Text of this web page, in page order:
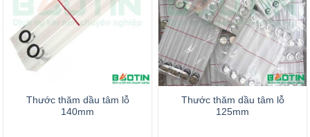
Thước thăm dầu tâm lỗ
140mm
Thước thăm dầu tâm lỗ
125mm